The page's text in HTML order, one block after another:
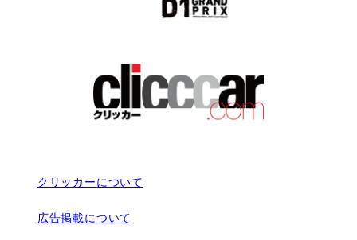
クリッカーについて
広告掲載について